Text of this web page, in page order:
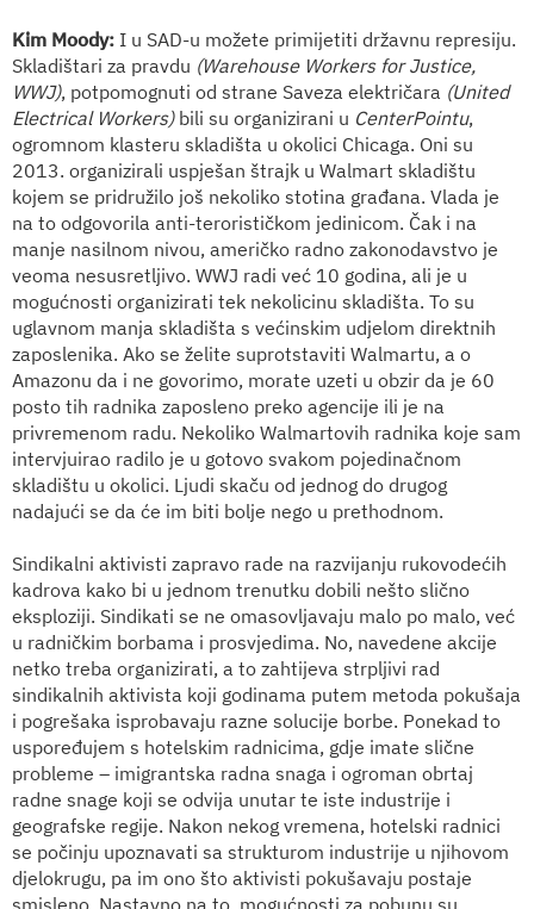
Kim Moody: I u SAD-u možete primijetiti državnu represiju.
Skladištari za pravdu (Warehouse Workers for Justice,
WWJ), potpomognuti od strane Saveza električara (United
Electrical Workers)bili su organizirani u CenterPointu,
ogromnom klasteru skladišta u okolici Chicaga. Oni su
2013. organizirali uspješan štrajk u Walmart skladištu
kojem se pridružilo još nekoliko stotina građana. Vlada je
na to odgovorila anti-terorističkom jedinicom. Čak i na
manje nasilnom nivou, američko radno zakonodavstvo je
veoma nesusretljivo. WWJ radi već 10 godina, ali je u
mogućnosti organizirati tek nekolicinu skladišta. To su
uglavnom manja skladišta s većinskim udjelom direktnih
zaposlenika. Ako se želite suprotstaviti Walmartu, a o
Amazonu da i ne govorimo, morate uzeti u obzir da je 60
posto tih radnika zaposleno preko agencije ili je na
privremenom radu. Nekoliko Walmartovih radnika koje sam
intervjuirao radilo je u gotovo svakom pojedinačnom
skladištu u okolici. Ljudi skaču od jednog do drugog
nadajući se da će im biti bolje nego u prethodnom.
Sindikalni aktivisti zapravo rade na razvijanju rukovodećih
kadrova kako bi u jednom trenutku dobili nešto slično
eksploziji. Sindikati se ne omasovljavaju malo po malo, već
u radničkim borbama i prosvjedima. No, navedene akcije
netko treba organizirati, a to zahtijeva strpljivi rad
sindikalnih aktivista koji godinama putem metoda pokušaja
i pogrešaka isprobavaju razne solucije borbe. Ponekad to
uspoređujem s hotelskim radnicima, gdje imate slične
probleme – imigrantska radna snaga i ogroman obrtaj
radne snage koji se odvija unutar te iste industrije i
geografske regije. Nakon nekog vremena, hotelski radnici
se počinju upoznavati sa strukturom industrije u njihovom
djelokrugu, pa im ono što aktivisti pokušavaju postaje
smisleno. Nastavno na to, mogućnosti za pobunu su